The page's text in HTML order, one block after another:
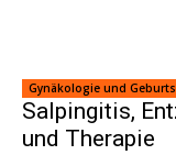
Gynäkologie und
Salpingitis,
und Therapie